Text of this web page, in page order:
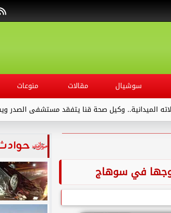
سوشيال مقالات منوعات
وكيل صحة قنا يتفقد مستشفى الصدر ويشدد
في سوهاج